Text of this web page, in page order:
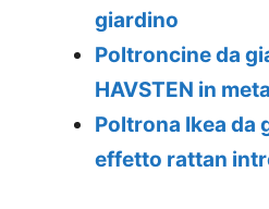
giardino
Poltroncine da
HAVSTEN in
Poltrona Ikea da
effetto rattan